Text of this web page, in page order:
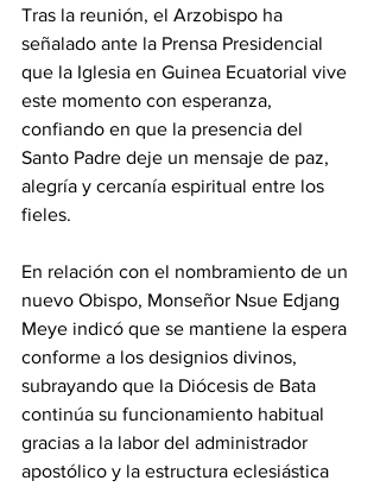
Tras la reunión, el Arzobispo ha
señalado ante la Prensa Presidencial
que la Iglesia en Guinea Ecuatorial vive
este momento con esperanza,
confiando en que la presencia del
Santo Padre deje un mensaje de paz,
alegría y cercanía espiritual entre los
fieles.
En relación con el nombramiento de un
nuevo Obispo, Monseñor Nsue Edjang
Meye indicó que se mantiene la espera
conforme a los designios divinos,
subrayando que la Diócesis de Bata
continúa su funcionamiento habitual
gracias a la labor del administrador
apostólico y la estructura eclesiástica